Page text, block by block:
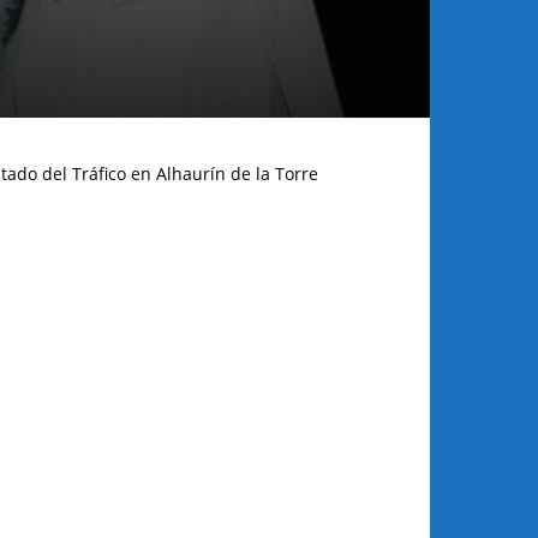
del Tráfico en Alhaurín de la Torre